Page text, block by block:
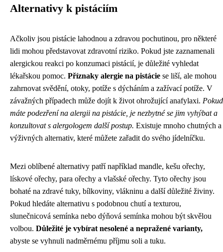
Alternativy k pistáciím
Ačkoliv jsou pistácie lahodnou a zdravou pochutinou, pro některé
lidi mohou představovat zdravotní riziko. Pokud jste zaznamenali
alergickou reakci po konzumaci pistácií, je důležité vyhledat
lékařskou pomoc. Příznaky alergie na pistácie se liší, ale mohou
zahrnovat svědění, otoky, potíže s dýcháním a zažívací potíže. V
závažných případech může dojít k život ohrožující anafylaxi. Pokud
máte podezření na alergii na pistácie, je nezbytné se jim vyhýbat a
konzultovat s alergologem další postup. Existuje mnoho chutných a
výživných alternativ, které můžete zařadit do svého jídelníčku.
Mezi oblíbené alternativy patří například mandle, kešu ořechy,
lískové ořechy, para ořechy a vlašské ořechy. Tyto ořechy jsou
bohaté na zdravé tuky, bílkoviny, vlákninu a další důležité živiny.
Pokud hledáte alternativu s podobnou chutí a texturou,
slunečnicová semínka nebo dýňová semínka mohou být skvělou
volbou. Důležité je vybírat nesolené a nepražené varianty,
abyste se vyhnuli nadměrnému příjmu soli a tuku.